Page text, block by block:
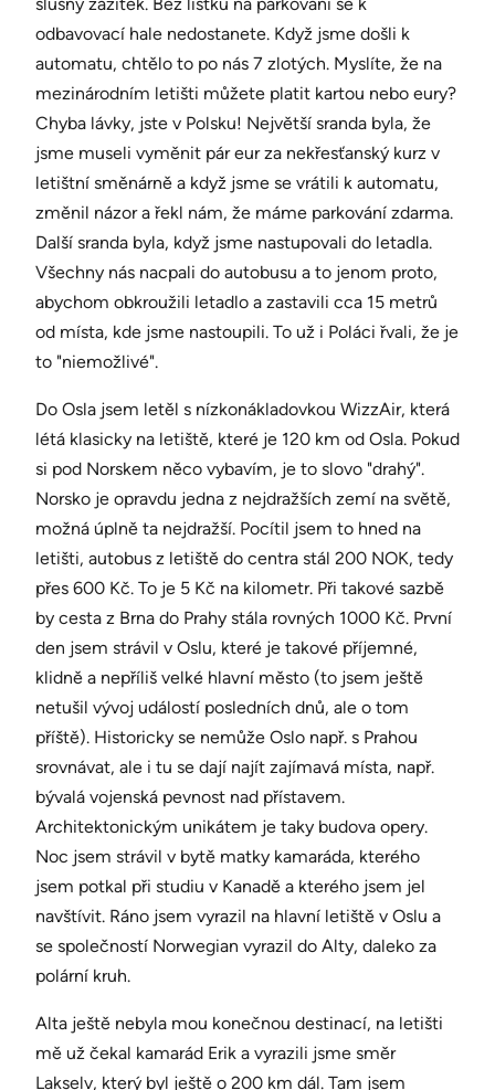
slušný zážitek. Bez lístku na parkování se k
odbavovací hale nedostanete. Když jsme došli k
automatu, chtělo to po nás 7 zlotých. Myslíte, že na
mezinárodním letišti můžete platit kartou nebo eury?
Chyba lávky, jste v Polsku! Největší sranda byla, že
jsme museli vyměnit pár eur za nekřesťanský kurz v
letištní směnárně a když jsme se vrátili k automatu,
změnil názor a řekl nám, že máme parkování zdarma.
Další sranda byla, když jsme nastupovali do letadla.
Všechny nás nacpali do autobusu a to jenom proto,
abychom obkroužili letadlo a zastavili cca 15 metrů
od místa, kde jsme nastoupili. To už i Poláci řvali, že je
to "niemožlivé".
Do Osla jsem letěl s nízkonákladovkou WizzAir, která
létá klasicky na letiště, které je 120 km od Osla. Pokud
si pod Norskem něco vybavím, je to slovo "drahý".
Norsko je opravdu jedna z nejdražších zemí na světě,
možná úplně ta nejdražší. Pocítil jsem to hned na
letišti, autobus z letiště do centra stál 200 NOK, tedy
přes 600 Kč. To je 5 Kč na kilometr. Při takové sazbě
by cesta z Brna do Prahy stála rovných 1000 Kč. První
den jsem strávil v Oslu, které je takové příjemné,
klidně a nepříliš velké hlavní město (to jsem ještě
netušil vývoj událostí posledních dnů, ale o tom
příště). Historicky se nemůže Oslo např. s Prahou
srovnávat, ale i tu se dají najít zajímavá místa, např.
bývalá vojenská pevnost nad přístavem.
Architektonickým unikátem je taky budova opery.
Noc jsem strávil v bytě matky kamaráda, kterého
jsem potkal při studiu v Kanadě a kterého jsem jel
navštívit. Ráno jsem vyrazil na hlavní letiště v Oslu a
se společností Norwegian vyrazil do Alty, daleko za
polární kruh.
Alta ještě nebyla mou konečnou destinací, na letišti
mě už čekal kamarád Erik a vyrazili jsme směr
Lakselv, který byl ještě o 200 km dál. Tam jsem